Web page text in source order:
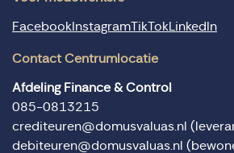
FacebookInstagramTikTokLinkedIn
Contact Centrumlocatie
Afdeling Finance & Control
085-0813215
crediteuren@domusvaluas.nl
debiteuren@domusvaluas.nl